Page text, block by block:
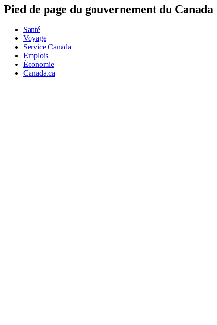
Pied de page du gouvernement du Canada
Santé
Voyage
Service Canada
Emplois
Économie
Canada.ca